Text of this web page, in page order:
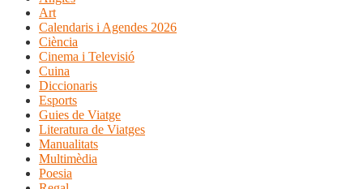
Art
Calendaris i Agendes 2026
Ciència
Cinema i Televisió
Cuina
Diccionaris
Esports
Guies de Viatge
Literatura de Viatges
Manualitats
Multimèdia
Poesia